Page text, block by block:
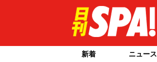
新着 ニュース